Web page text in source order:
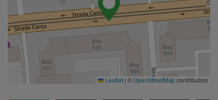
Leaflet | ©OpenStreetMapcontributors